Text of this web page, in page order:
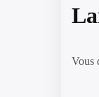
Vous